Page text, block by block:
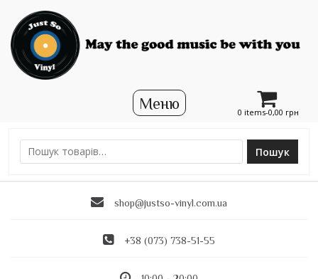
0 items-0,00 грн
Ш
Пошук
shop@justso-vinyl.com.ua
+38 (073) 738-51-55